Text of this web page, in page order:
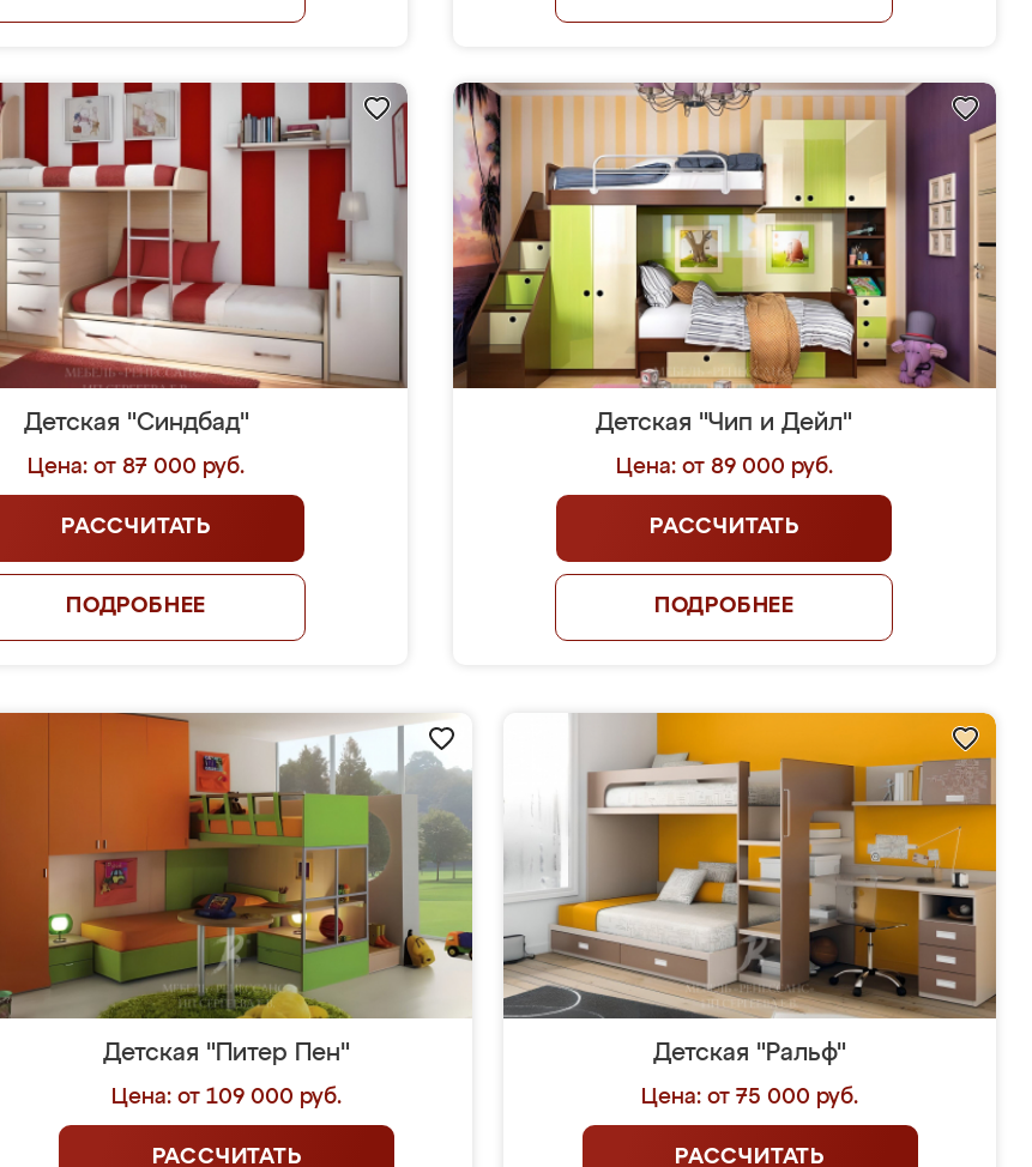
Детская "Синдбад"
Цена: от 87 000 руб.
РАССЧИТАТЬ
ПОДРОБНЕЕ
Детская "Чип и Дейл"
Цена: от 89 000 руб.
РАССЧИТАТЬ
ПОДРОБНЕЕ
Детская "Питер Пен"
Цена: от 109 000 руб.
РАССЧИТАТЬ
Детская "Ральф"
Цена: от 75 000 руб.
РАССЧИТАТЬ